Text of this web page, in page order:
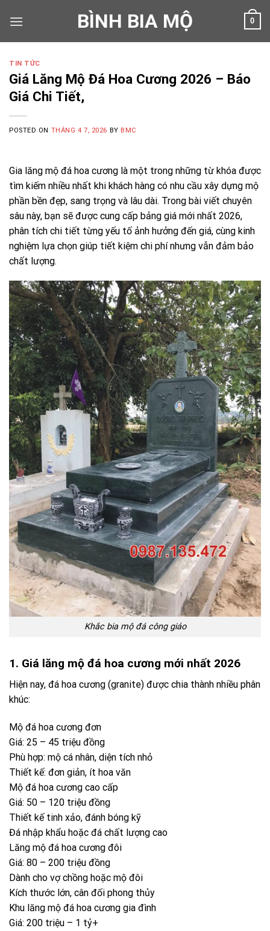
BÌNH BIA MỘ 0
TIN TỨC
Giá Lăng Mộ Đá Hoa Cương 2026 – Báo
Giá Chi Tiết,
POSTED ON THÁNG 4 7, 2026 BY BMC
Gia lăng mộ đá hoa cương là một trong những từ khóa được
tìm kiếm nhiều nhất khi khách hàng có nhu cầu xây dựng mộ
phần bền đẹp, sang trọng và lâu dài. Trong bài viết chuyên
sâu này, bạn sẽ được cung cấp bảng giá mới nhất 2026,
phân tích chi tiết từng yếu tố ảnh hưởng đến giá, cùng kinh
nghiệm lựa chọn giúp tiết kiệm chi phí nhưng vẫn đảm bảo
chất lượng.
Khắc bia mộ đá công giáo
1. Giá lăng mộ đá hoa cương mới nhất 2026
Hiện nay, đá hoa cương (granite) được chia thành nhiều phân
khúc:
Mộ đá hoa cương đơn
Giá: 25 – 45 triệu đồng
Phù hợp: mộ cá nhân, diện tích nhỏ
Thiết kế: đơn giản, ít hoa văn
Mộ đá hoa cương cao cấp
Giá: 50 – 120 triệu đồng
Thiết kế tinh xảo, đánh bóng kỹ
Đá nhập khẩu hoặc đá chất lượng cao
Lăng mộ đá hoa cương đôi
Giá: 80 – 200 triệu đồng
Dành cho vợ chồng hoặc mộ đôi
Kích thước lớn, cân đối phong thủy
Khu lăng mộ đá hoa cương gia đình
Giá: 200 triệu – 1 tỷ+